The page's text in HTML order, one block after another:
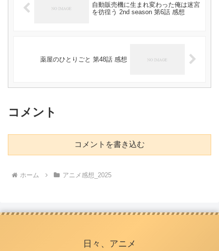
自動販売機に生まれ変わった俺は迷宮
を彷徨う 2nd season 第6話 感想
薬屋のひとりごと 第48話 感想
コメント
コメントを書き込む
ホーム アニメ感想_2025
日々、アニメ